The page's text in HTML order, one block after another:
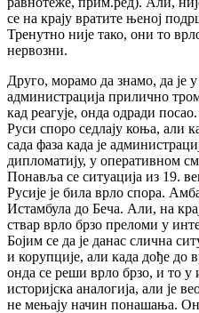
се на крају вратите њеној
Тренутно није тако, они то
нервозни.
Друго, морамо да знамо, да је
администрација прилично
кад реагује, онда одради
Руси споро седлају коња, али
сада фаза када је
дипломатију, у оперативном
Понавља се ситуација из 19.
Русије је била врло спора.
Истамбула до Беча. Али, на
ствар врло брзо преломи у
Бојим се да је данас слична
и корупције, али када дође до
онда се реши врло брзо, и то у
историјска аналогија, али је
не мењају начин понашања.